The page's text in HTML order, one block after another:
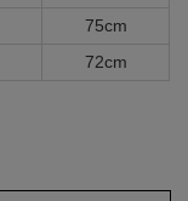
75cm
72cm